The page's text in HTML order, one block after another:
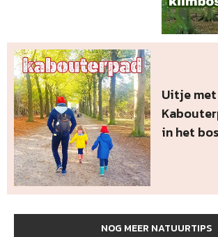
NOG MEER NATUURTIPS
Uitje
in het bos